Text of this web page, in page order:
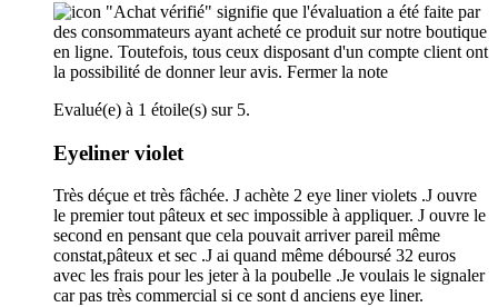
"Achat vérifié" signifie que l'évaluation a été faite par
des consommateurs ayant acheté ce produit sur notre boutique
en ligne. Toutefois, tous ceux disposant d'un compte client ont
la possibilité de donner leur avis. Fermer la note
Evalué(e) à 1 étoile(s) sur 5.
Eyeliner violet
Très déçue et très fâchée. J achète 2 eye liner violets .J ouvre
le premier tout pâteux et sec impossible à appliquer. J ouvre le
second en pensant que cela pouvait arriver pareil même
constat,pâteux et sec .J ai quand même déboursé 32 euros
avec les frais pour les jeter à la poubelle .Je voulais le signaler
car pas très commercial si ce sont d anciens eye liner.